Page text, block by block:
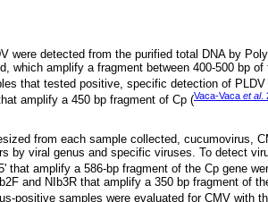
were detected from the purified total DNA by
which amplify a fragment between 400-500 bp
that tested positive, specific detection of
amplify a 450 bp fragment of Cp (Vaca-Vaca et al.
from each sample collected, cucumovirus,
by viral genus and specific viruses. To detect
that amplify a 586-bp fragment of the Cp gene
and NIb3R that amplify a 350 bp fragment of
positive samples were evaluated for CMV with